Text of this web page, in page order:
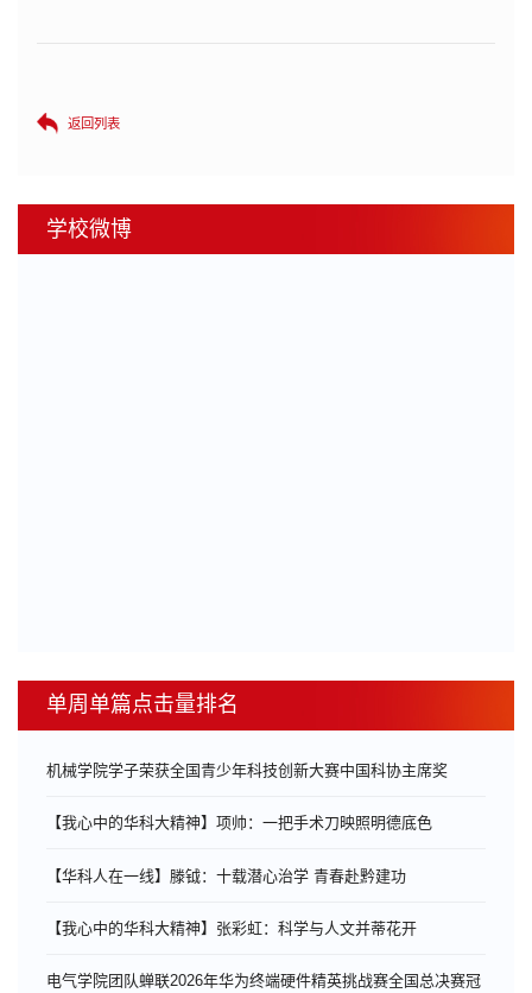
返回列表
学校微博
单周单篇点击量排名
机械学院学子荣获全国青少年科技创新大赛中国科协主席奖
【我心中的华科大精神】项帅：一把手术刀映照明德底色
【华科人在一线】滕钺：十载潜心治学 青春赴黔建功
【我心中的华科大精神】张彩虹：科学与人文并蒂花开
电气学院团队蝉联2026年华为终端硬件精英挑战赛全国总决赛冠